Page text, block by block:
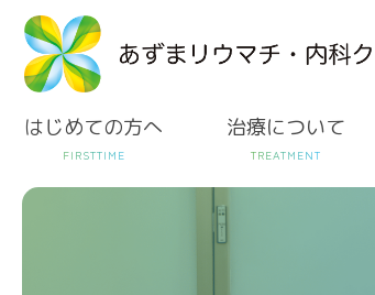
はじめての方へ 治療について